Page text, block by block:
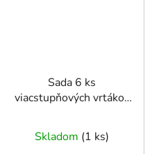
Sada 6 ks
viacstupňových vrtákov
Skladom (1 ks)